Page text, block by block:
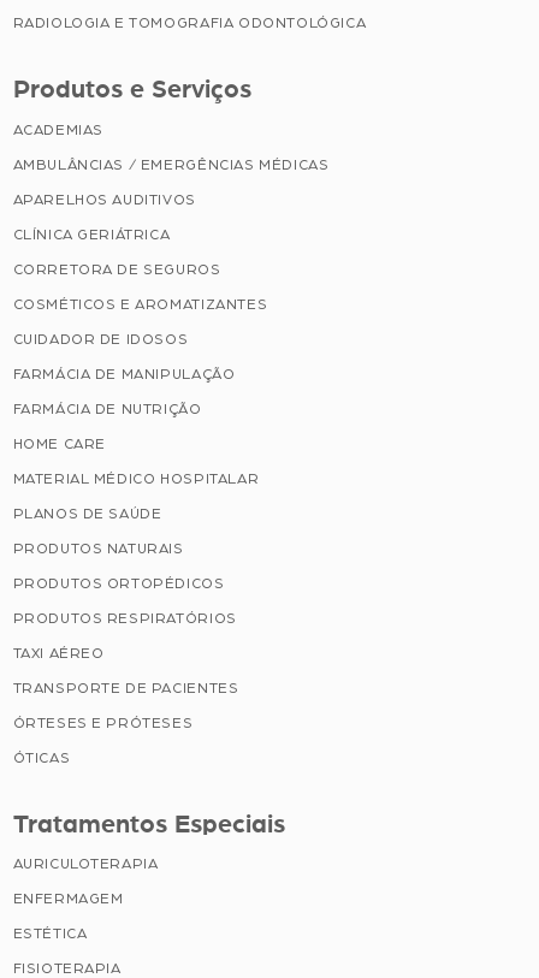
RADIOLOGIA E TOMOGRAFIA ODONTOLÓGICA
Produtos e Serviços
ACADEMIAS
AMBULÂNCIAS / EMERGÊNCIAS MÉDICAS
APARELHOS AUDITIVOS
CLÍNICA GERIÁTRICA
CORRETORA DE SEGUROS
COSMÉTICOS E AROMATIZANTES
CUIDADOR DE IDOSOS
FARMÁCIA DE MANIPULAÇÃO
FARMÁCIA DE NUTRIÇÃO
HOME CARE
MATERIAL MÉDICO HOSPITALAR
PLANOS DE SAÚDE
PRODUTOS NATURAIS
PRODUTOS ORTOPÉDICOS
PRODUTOS RESPIRATÓRIOS
TAXI AÉREO
TRANSPORTE DE PACIENTES
ÓRTESES E PRÓTESES
ÓTICAS
Tratamentos Especiais
AURICULOTERAPIA
ENFERMAGEM
ESTÉTICA
FISIOTERAPIA